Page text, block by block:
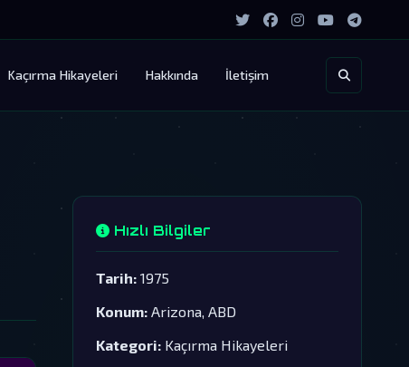
Kaçırma Hikayeleri Hakkında İletişim
Hızlı Bilgiler
Tarih: 1975
Konum: Arizona, ABD
Kategori: Kaçırma Hikayeleri